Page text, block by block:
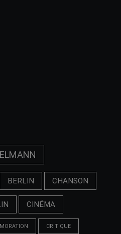
BERLIN CHANSON
CINÉMA
CRITIQUE